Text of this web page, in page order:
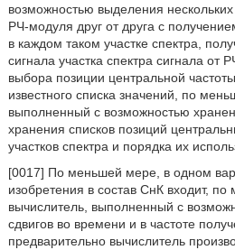
возможностью выделения нескольких
РЧ-модуля друг от друга с
в каждом таком участке спектра,
сигнала участка спектра сигнала от
выбора позиции центральной
известного списка значений, по
выполненный с возможностью
хранения списков позиций
участков спектра и порядка их
[0017] По меньшей мере, в одном
изобретения в состав СнК входит,
вычислитель, выполненный с
сдвигов во времени и в частоте
предварительно вычислитель